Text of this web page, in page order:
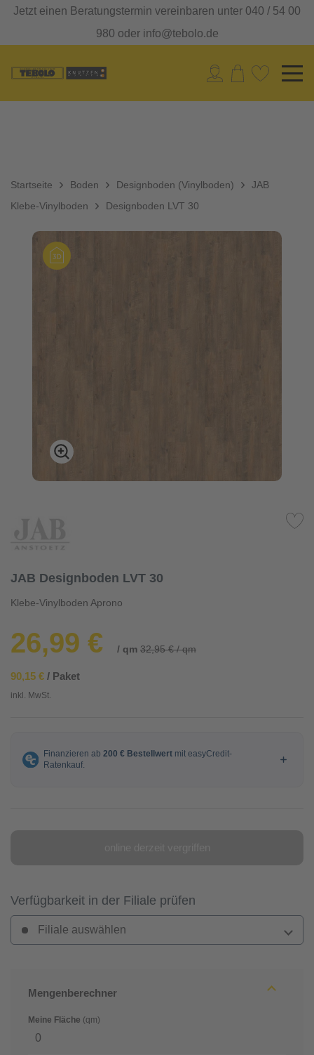
Jetzt einen Beratungstermin vereinbaren unter 040 / 54 00
980 oder info@tebolo.de
Startseite Boden
Designboden (Vinylboden)
Klebe-Vinylboden
JAB
Designboden LVT 30
JAB Designboden LVT 30
Klebe-Vinylboden Aprono
26,99 € / qm 32,95 € / qm
90,15 € / Paket
inkl. MwSt.
Verfügbarkeit in der Filiale prüfen
Filiale auswählen
Mengenberechner
Meine Fläche (qm)